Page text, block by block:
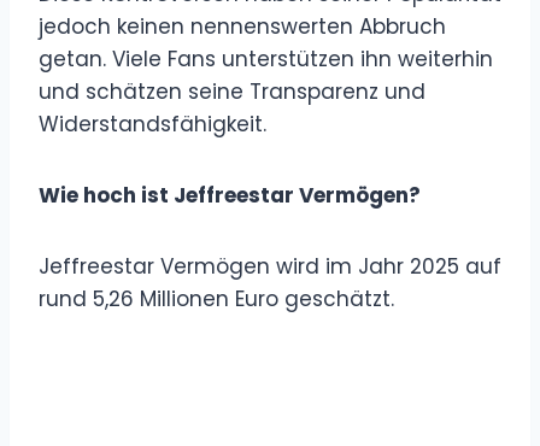
jedoch keinen nennenswerten Abbruch
getan. Viele Fans unterstützen ihn weiterhin
und schätzen seine Transparenz und
Widerstandsfähigkeit.
Wie hoch ist Jeffreestar Vermögen?
Jeffreestar Vermögen wird im Jahr 2025 auf
rund 5,26 Millionen Euro geschätzt.